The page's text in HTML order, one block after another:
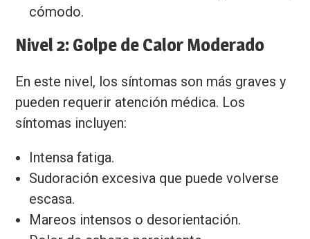
cómodo.
Nivel 2: Golpe de Calor Moderado
En este nivel, los síntomas son más graves y
pueden requerir atención médica. Los
síntomas incluyen:
Intensa fatiga.
Sudoración excesiva que puede volverse
escasa.
Mareos intensos o desorientación.